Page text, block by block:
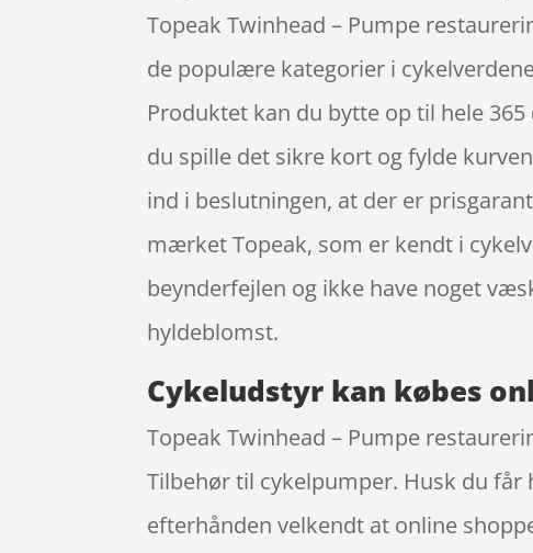
Topeak Twinhead – Pumpe
de populære kategorier i
Produktet kan du bytte op til hele
du spille det sikre kort og fylde
ind i beslutningen, at der er
mærket Topeak, som er kendt i
beynderfejlen og ikke have noget
hyldeblomst.
Cykeludstyr kan købes
Topeak Twinhead – Pumpe
Tilbehør til cykelpumper. Husk du
efterhånden velkendt at online